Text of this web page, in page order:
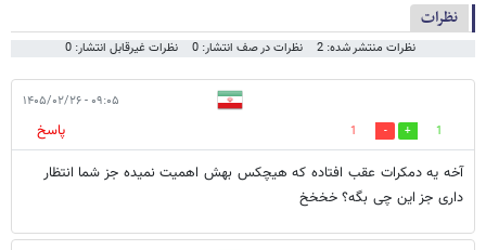
نظرات
نظرات منتشر شده: 2 نظرات در صف انتشار: 0 نظرات غیرقابل انتشار: 0
۰۹:۰۵ - ۱۴۰۵/۰۲/۲۶
1
1
پاسخ
آخه یه دمکرات عقب افتاده که هیچکس بهش اهمیت نمیده جز شما انتظار
داری جز این چی بگه؟ خخخخ